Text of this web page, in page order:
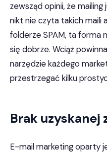
zewsząd opinii, że mailing
nikt nie czyta takich maili
folderze SPAM, ta forma
się dobrze. Wciąż
narzędzie każdego
przestrzegać kilku
Brak uzyskanej
E-mail marketing oparty